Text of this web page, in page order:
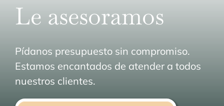
Le asesoramos
Pídanos presupuesto sin compromiso.
Estamos encantados de atender a todos
nuestros clientes.